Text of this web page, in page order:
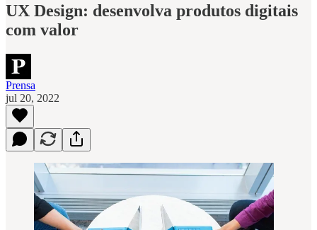
UX Design: desenvolva produtos digitais
com valor
Prensa
jul 20, 2022